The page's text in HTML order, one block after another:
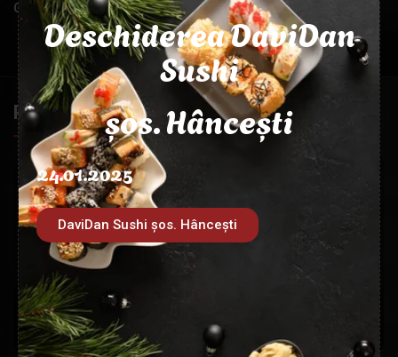
Categorie:Băuturi răcoritoare
PRODUSE SIMILARE
Schweppes Pomegranate
28,00MDL
Deschiderea DaviDan
Sushi
șos. Hâncești
24.01.2025
DaviDan Sushi șos. Hâncești